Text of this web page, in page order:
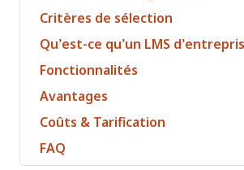
Critères de sélection
Qu’est-ce qu’un LMS
Fonctionnalités
Avantages
Coûts & Tarification
FAQ